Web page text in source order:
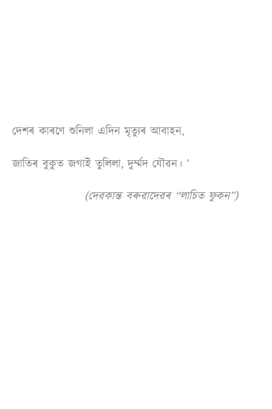
দেশৰ কাৰণে শুনিলা এদিন মৃত্যুৰ আবাহন,
জাতিৰ বুকুত জগাই তুলিলা, দুৰ্ম্মদ যৌৱন। ’
(দেৱকান্ত বৰুৱাদেৱৰ “লাচিত ফুকন”)